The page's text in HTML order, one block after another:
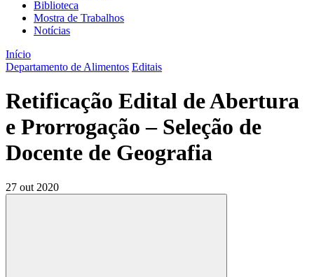
Biblioteca
Mostra de Trabalhos
Notícias
Início
Departamento de Alimentos Editais
Retificação Edital de Abertura
e Prorrogação – Seleção de
Docente de Geografia
27 out 2020